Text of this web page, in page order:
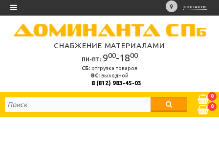
КОНТАКТЫ
СНАБЖЕНИЕ МАТЕРИАЛАМИ
ПН-ПТ: 900-1800
СБ: отгрузка товаров
ВС:выходной
8 (812) 983-45-03
0
0